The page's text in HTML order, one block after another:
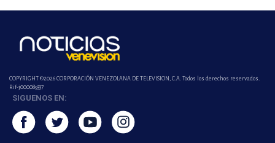
COPYRIGHT ©2026 CORPORACIÓN VENEZOLANA DE TELEVISION, C.A. Todos los derechos reservados.
Rif-j000089337
SIGUENOS EN: